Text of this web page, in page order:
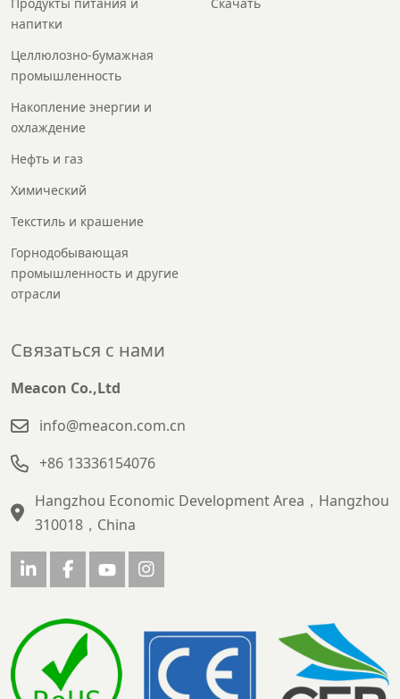
напитки
Целлюлозно-бумажная
промышленность
Накопление энергии и
охлаждение
Нефть и газ
Химический
Текстиль и крашение
Горнодобывающая
промышленность и другие
отрасли
Связаться с нами
Meacon Co.,Ltd
info@meacon.com.cn
+86 13336154076
Hangzhou Economic Development Area，Hangzhou
310018，China